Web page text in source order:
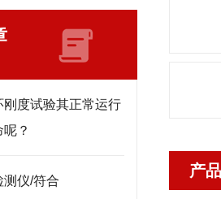
度试验其正常运行
？
测仪/符合
产